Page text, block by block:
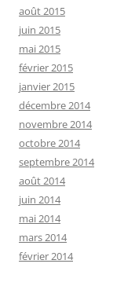
août 2015
juin 2015
mai 2015
février 2015
janvier 2015
décembre 2014
novembre 2014
octobre 2014
septembre 2014
août 2014
juin 2014
mai 2014
mars 2014
février 2014